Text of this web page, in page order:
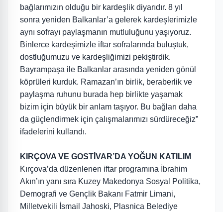
bağlarımızın olduğu bir kardeşlik diyarıdır. 8 yıl
sonra yeniden Balkanlar’a gelerek kardeşlerimizle
aynı sofrayı paylaşmanın mutluluğunu yaşıyoruz.
Binlerce kardeşimizle iftar sofralarında buluştuk,
dostluğumuzu ve kardeşliğimizi pekiştirdik.
Bayrampaşa ile Balkanlar arasında yeniden gönül
köprüleri kurduk. Ramazan’ın birlik, beraberlik ve
paylaşma ruhunu burada hep birlikte yaşamak
bizim için büyük bir anlam taşıyor. Bu bağları daha
da güçlendirmek için çalışmalarımızı sürdüreceğiz”
ifadelerini kullandı.
KIRÇOVA VE GOSTİVAR’DA YOĞUN KATILIM
Kırçova’da düzenlenen iftar programına İbrahim
Akın’ın yanı sıra Kuzey Makedonya Sosyal Politika,
Demografi ve Gençlik Bakanı Fatmir Limani,
Milletvekili İsmail Jahoski, Plasnica Belediye